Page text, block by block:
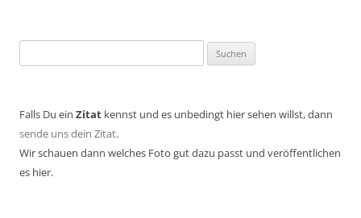
nach:
Falls Du ein Zitat kennst und es unbedingt hier sehen willst, dann
sende uns dein Zitat.
Wir schauen dann welches Foto gut dazu passt und veröffentlichen
es hier.